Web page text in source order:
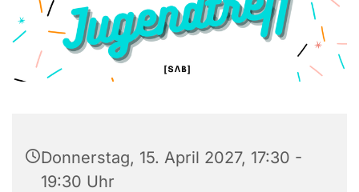
Donnerstag, 15. April 2027, 17:30 -
19:30 Uhr